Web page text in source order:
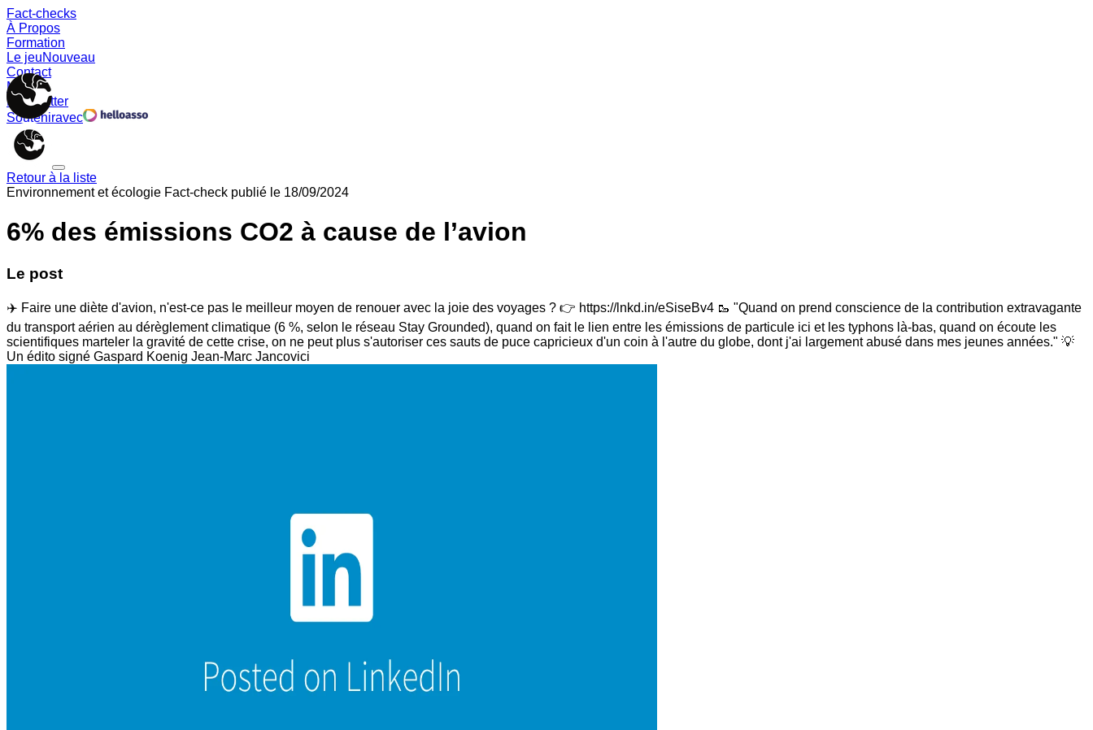
Fact-checks
À Propos
Formation
Le jeuNouveau
Contact
Memes
Newsletter
Souteniravec
Retour à la liste
Environnement et écologie Fact-check publié le 18/09/2024
6% des émissions CO2 à cause de l’avion
Le post
✈️ Faire une diète d'avion, n'est-ce pas le meilleur moyen de renouer avec la joie des voyages ? 👉 https://lnkd.in/eSiseBv4 🥾 "Quand on prend conscience de la contribution extravagante
du transport aérien au dérèglement climatique (6 %, selon le réseau Stay Grounded), quand on fait le lien entre les émissions de particule ici et les typhons là-bas, quand on écoute les
scientifiques marteler la gravité de cette crise, on ne peut plus s'autoriser ces sauts de puce capricieux d'un coin à l'autre du globe, dont j'ai largement abusé dans mes jeunes années." 💡
Un édito signé Gaspard Koenig Jean-Marc Jancovici